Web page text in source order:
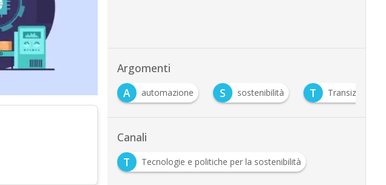
Argomenti
A
anie automazione A automazione S sostenibilità T Transizione
Canali
T
Tecnologie e politiche per la sostenibilità